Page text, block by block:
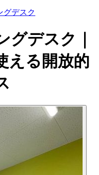
グデスク
グデスク｜
える開放的